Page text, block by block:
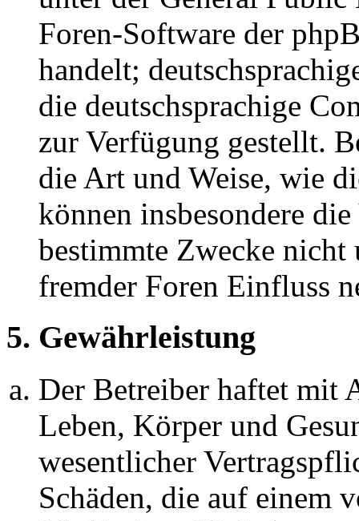
Foren-Software der
handelt;
die deutschsprachige
zur Verfügung gestellt.
die Art und Weise, wie
können insbesondere
bestimmte Zwecke nicht
fremder Foren Einfluss
5. Gewährleistung
Der Betreiber haftet mit
Leben, Körper und
wesentlicher
Schäden, die auf einem